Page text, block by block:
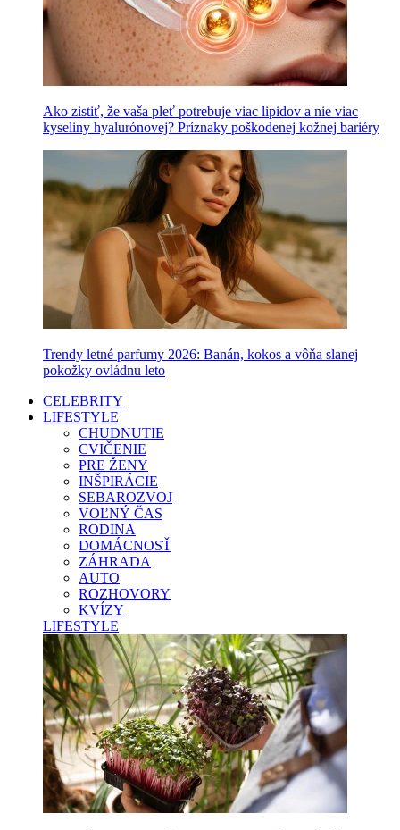
Ako zistiť, že vaša pleť potrebuje viac lipidov a nie viac
kyseliny hyalurónovej? Príznaky poškodenej kožnej bariéry
Trendy letné parfumy 2026: Banán, kokos a vôňa slanej
pokožky ovládnu leto
CELEBRITY
LIFESTYLE
CHUDNUTIE
CVIČENIE
PRE ŽENY
INŠPIRÁCIE
SEBAROZVOJ
VOĽNÝ ČAS
RODINA
DOMÁCNOSŤ
ZÁHRADA
AUTO
ROZHOVORY
KVÍZY
LIFESTYLE